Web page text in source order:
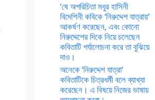
‘ষে অপরিচিতা মধুর হাসিনী
বিদেশিনী কবিকে ‘নিরুদ্দেশ যাত্রায়’
আকর্ষণ করেছেন, এবং কোনো
নিরুদ্দেশের দিকে নিয়ে চলেছেন
কবিতাটি পর্যালোচনা করে তা বুঝিয়ে
দাও।
অনেকে ‘নিরুদ্দেশ যাত্রা’
কবিতাটিকে চিত্রধর্মী বলে ব্যাখ্যা
করেছেন। এ বিষয়ে নিজের ভাষায়